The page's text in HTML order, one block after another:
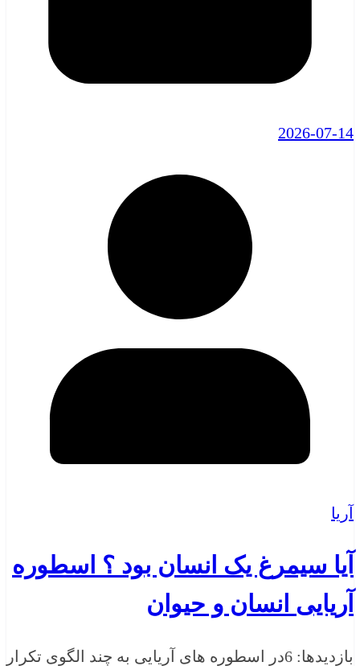
2026-07-14
آریا
آیا سیمرغ یک انسان بود ؟ اسطوره
آریایی انسان و حیوان
بازدیدها: 6در اسطوره های آریایی به چند الگوی تکرار